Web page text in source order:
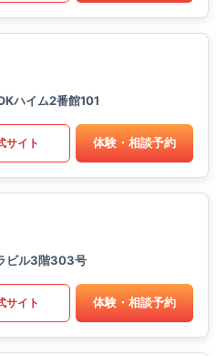
ハイム2番館101
サイト 体験・相談予約
ビル3階303号
サイト 体験・相談予約